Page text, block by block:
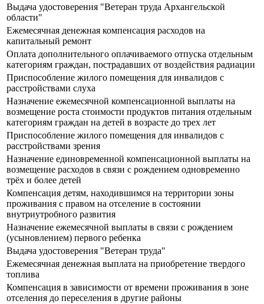
Выдача удостоверения "Ветеран труда Архангельской
области"
Ежемесячная денежная компенсация расходов на
капитальный ремонт
Оплата дополнительного оплачиваемого отпуска отдельным
категориям граждан, пострадавших от воздействия радиации
Приспособление жилого помещения для инвалидов с
расстройствами слуха
Назначение ежемесячной компенсационной выплаты на
возмещение роста стоимости продуктов питания отдельным
категориям граждан на детей в возрасте до трех лет
Приспособление жилого помещения для инвалидов с
расстройствами зрения
Назначение единовременной компенсационной выплаты на
возмещение расходов в связи с рождением одновременно
трёх и более детей
Компенсация детям, находившимся на территории зоны
проживания с правом на отселение в состоянии
внутриутробного развития
Назначение ежемесячной выплаты в связи с рождением
(усыновлением) первого ребенка
Выдача удостоверения "Ветеран труда"
Ежемесячная денежная выплата на приобретение твердого
топлива
Компенсация в зависимости от времени проживания в зоне
отселения до переселения в другие районы